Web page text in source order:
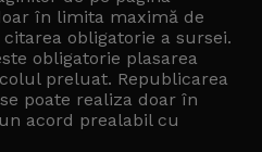
în limita maximă de
obligatorie a sursei.
obligatorie plasarea
preluat. Republicarea
poate realiza doar în
acord prealabil cu